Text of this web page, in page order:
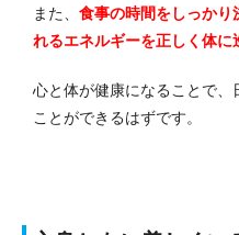
また、 食事の時間をしっかり
れるエネルギーを正しく体に
心と体が健康になることで、
ことができるはずです。